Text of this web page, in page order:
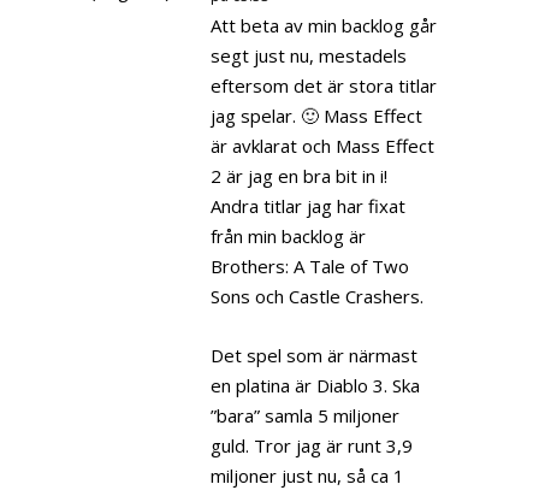
Att beta av min backlog går
segt just nu, mestadels
eftersom det är stora titlar
jag spelar. 🙂 Mass Effect
är avklarat och Mass Effect
2 är jag en bra bit in i!
Andra titlar jag har fixat
från min backlog är
Brothers: A Tale of Two
Sons och Castle Crashers.
Det spel som är närmast
en platina är Diablo 3. Ska
”bara” samla 5 miljoner
guld. Tror jag är runt 3,9
miljoner just nu, så ca 1